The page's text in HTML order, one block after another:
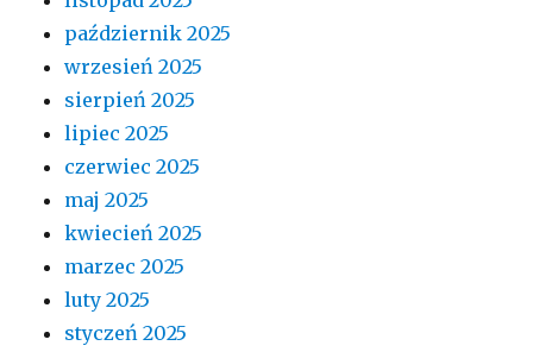
październik 2025
wrzesień 2025
sierpień 2025
lipiec 2025
czerwiec 2025
maj 2025
kwiecień 2025
marzec 2025
luty 2025
styczeń 2025